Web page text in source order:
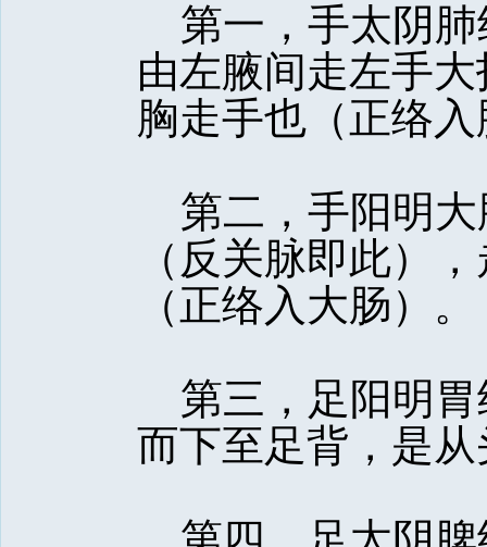
第一，手太阴肺
由左腋间走左手
胸走手也（正络
第二，手阳明大
（反关脉即此）
（正络入大肠）。
第三，足阳明胃
而下至足背，是